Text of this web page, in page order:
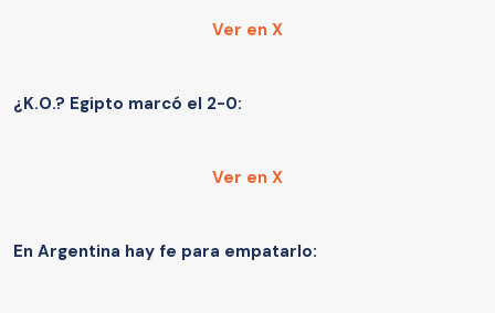
Ver en X
¿K.O.? Egipto marcó el 2-0:
Ver en X
En Argentina hay fe para empatarlo: